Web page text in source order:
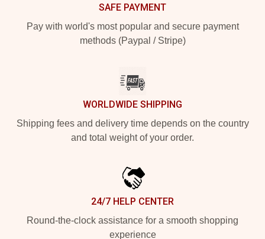
SAFE PAYMENT
Pay with world's most popular and secure payment
methods (Paypal / Stripe)
WORLDWIDE SHIPPING
Shipping fees and delivery time depends on the country
and total weight of your order.
24/7 HELP CENTER
Round-the-clock assistance for a smooth shopping
experience